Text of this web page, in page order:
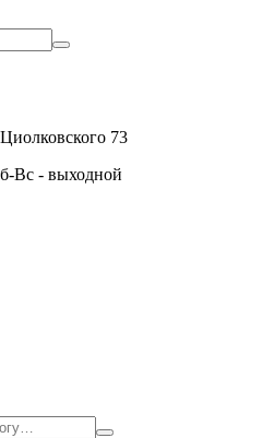
73
Вс - выходной